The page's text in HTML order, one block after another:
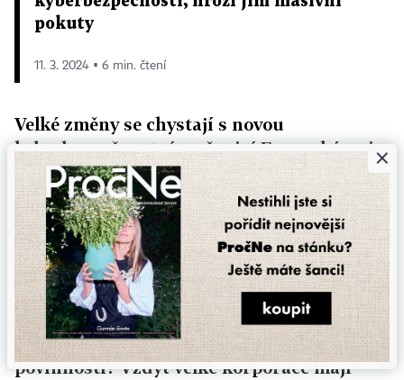
pokuty
11. 3. 2024 ▪ 6 min. čtení
Velké změny se chystají s novou
kyberbezpečnostnísměrnicí Evropské unie,
označovanou zkratkou NIS2. Až se tato
směrnice za několik měsíců převede do
českých zákonů, přinese nové povinnosti
asi pro čtyři tisíce firem. Budou muset
přijmout nové postupy, vytvořit týmy
expertů, hlásit incidenty a podobně. Dá se
říci, že menší firmy jsou v Česku zatím
pozadu v přípravách na tyto nové
povinnosti? Vždyť velké korporace mají
×